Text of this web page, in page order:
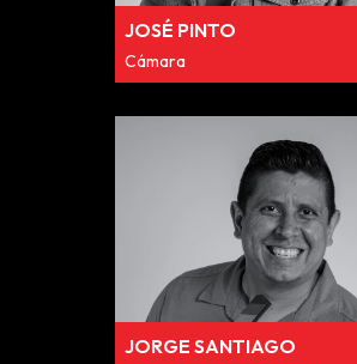
JOSÉ PINTO
Cámara
JORGE SANTIAGO